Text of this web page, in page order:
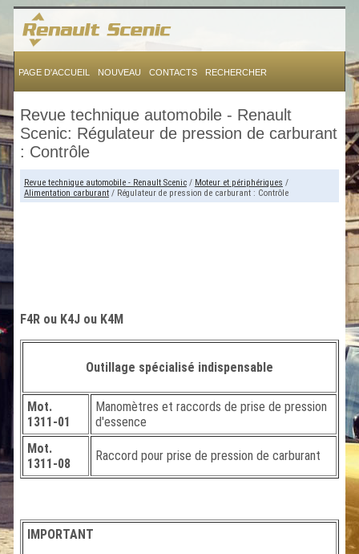
PAGE D'ACCUEIL NOUVEAU CONTACTS RECHERCHER
Revue technique automobile - Renault
Scenic: Régulateur de pression de carburant
: Contrôle
Revue technique automobile - Renault Scenic/ Moteur et périphériques /
Alimentation carburant/ Régulateur de pression de carburant : Contrôle
F4R ou K4J ou K4M
Outillage spécialisé indispensable
Mot.
1311-01
Manomètres et raccords de prise de pression
d'essence
Mot.
1311-08
Raccord pour prise de pression de carburant
IMPORTANT